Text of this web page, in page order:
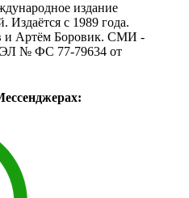
издание
Издаётся с 1989 года.
и Артём Боровик. CМИ -
ЭЛ № ФС 77-79634 от